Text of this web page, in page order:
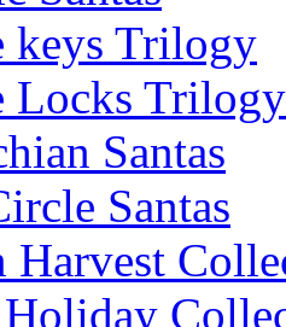
keys Trilogy
Locks Trilogy
Santas
Santas
Harvest
Holiday